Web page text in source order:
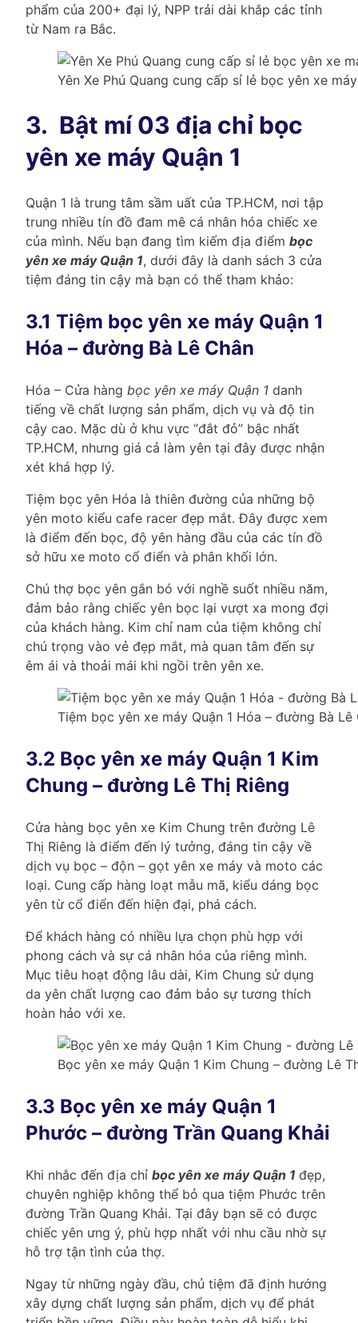
phẩm của 200+ đại lý, NPP trải dài khắp các tỉnh
từ Nam ra Bắc.
Yên Xe Phú Quang cung cấp sỉ lẻ bọc yên xe
3. Bật mí 03 địa chỉ bọc
yên xe máy Quận 1
Quận 1 là trung tâm sầm uất của TP.HCM, nơi tập
trung nhiều tín đồ đam mê cá nhân hóa chiếc xe
của mình. Nếu bạn đang tìm kiếm địa điểm bọc
yên xe máy Quận 1, dưới đây là danh sách 3 cửa
tiệm đáng tin cậy mà bạn có thể tham khảo:
3.1 Tiệm bọc yên xe máy Quận 1
Hóa – đường Bà Lê Chân
Hóa – Cửa hàng bọc yên xe máy Quận 1 danh
tiếng về chất lượng sản phẩm, dịch vụ và độ tin
cậy cao. Mặc dù ở khu vực “đắt đỏ” bậc nhất
TP.HCM, nhưng giá cả làm yên tại đây được nhận
xét khá hợp lý.
Tiệm bọc yên Hóa là thiên đường của những bộ
yên moto kiểu cafe racer đẹp mắt. Đây được xem
là điểm đến bọc, độ yên hàng đầu của các tín đồ
sở hữu xe moto cổ điển và phân khối lớn.
Chú thợ bọc yên gắn bó với nghề suốt nhiều năm,
đảm bảo rằng chiếc yên bọc lại vượt xa mong đợi
của khách hàng. Kim chỉ nam của tiệm không chỉ
chú trọng vào vẻ đẹp mắt, mà quan tâm đến sự
êm ái và thoải mái khi ngồi trên yên xe.
Tiệm bọc yên xe máy Quận 1 Hóa – đường Bà Lê
3.2 Bọc yên xe máy Quận 1 Kim
Chung – đường Lê Thị Riêng
Cửa hàng bọc yên xe Kim Chung trên đường Lê
Thị Riêng là điểm đến lý tưởng, đáng tin cậy về
dịch vụ bọc – độn – gọt yên xe máy và moto các
loại. Cung cấp hàng loạt mẫu mã, kiểu dáng bọc
yên từ cổ điển đến hiện đại, phá cách.
Để khách hàng có nhiều lựa chọn phù hợp với
phong cách và sự cá nhân hóa của riêng mình.
Mục tiêu hoạt động lâu dài, Kim Chung sử dụng
da yên chất lượng cao đảm bảo sự tương thích
hoàn hảo với xe.
Bọc yên xe máy Quận 1 Kim Chung – đường Lê
3.3 Bọc yên xe máy Quận 1
Phước – đường Trần Quang Khải
Khi nhắc đến địa chỉ bọc yên xe máy Quận 1 đẹp,
chuyên nghiệp không thể bỏ qua tiệm Phước trên
đường Trần Quang Khải. Tại đây bạn sẽ có được
chiếc yên ưng ý, phù hợp nhất với nhu cầu nhờ sự
hỗ trợ tận tình của thợ.
Ngay từ những ngày đầu, chủ tiệm đã định hướng
xây dựng chất lượng sản phẩm, dịch vụ để phát